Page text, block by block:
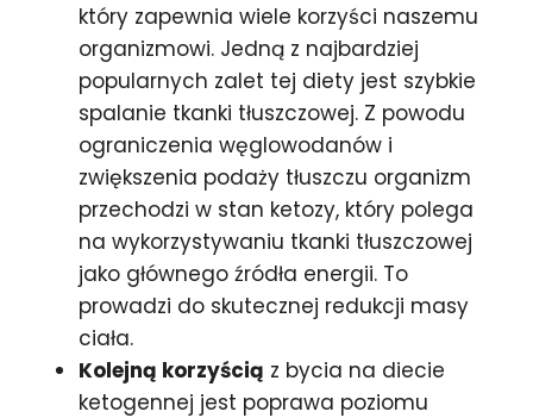
który zapewnia wiele korzyści naszemu
organizmowi. Jedną z najbardziej
popularnych zalet tej diety jest szybkie
spalanie tkanki tłuszczowej. Z powodu
ograniczenia węglowodanów i
zwiększenia podaży tłuszczu organizm
przechodzi w stan ketozy, który polega
na wykorzystywaniu tkanki tłuszczowej
jako głównego źródła energii. To
prowadzi do skutecznej redukcji masy
ciała.
Kolejną korzyścią z bycia na diecie
ketogennej jest poprawa poziomu